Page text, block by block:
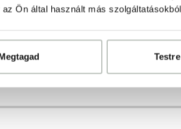
Ön által használt más
és visszahívjuk!